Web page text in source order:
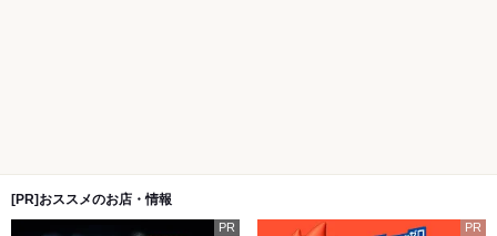
[PR]おススメのお店・情報
PR PR